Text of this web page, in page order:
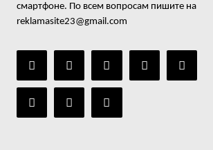
смартфоне. По всем вопросам пишите на
reklamasite23@gmail.com